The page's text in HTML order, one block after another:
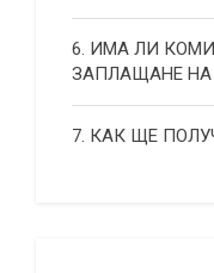
6. ИМА ЛИ
ЗАПЛАЩАНЕ НА
7. КАК ЩЕ